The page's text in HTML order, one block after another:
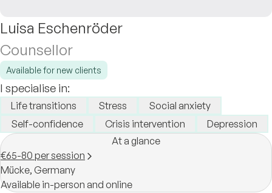
Luisa Eschenröder
Counsellor
Available for new clients
I specialise in:
Life transitions Stress
Social anxiety
Self-confidence
Crisis intervention
Depression
At a glance
€65-80 per session
Mücke, Germany
Available in-person and online